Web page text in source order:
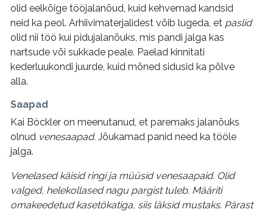
olid eelkõige tööjalanõud, kuid kehvemad kandsid
neid ka peol. Arhiivimaterjalidest võib lugeda, et paslid
olid nii töö kui pidujalanõuks, mis pandi jalga kas
nartsude või sukkade peale. Paelad kinnitati
kederluukondi juurde, kuid mõned sidusid ka põlve
alla.
Saapad
Kai Böckler on meenutanud, et paremaks jalanõuks
olnud venesaapad. Jõukamad panid need ka tööle
jalga.
Venelased käisid ringi ja müüsid venesaapaid. Olid
valged, helekollased nagu pargist tuleb. Määriti
omakeedetud kasetökatiga, siis läksid mustaks. Pärast